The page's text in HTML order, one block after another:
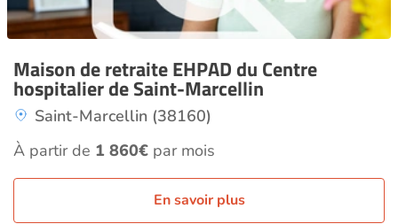
Maison de retraite EHPAD du Centre
hospitalier de Saint-Marcellin
Saint-Marcellin (38160)
À partir de 1 860€ par mois
En savoir plus